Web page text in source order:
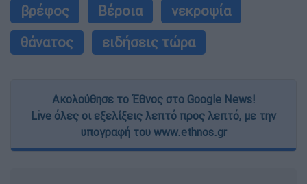
βρέφος Βέροια
νεκροψία
θάνατος
ειδήσεις τώρα
Ακολούθησε το Έθνος στο Google News!
Live όλες οι εξελίξεις λεπτό προς λεπτό, με την
υπογραφή του www.ethnos.gr